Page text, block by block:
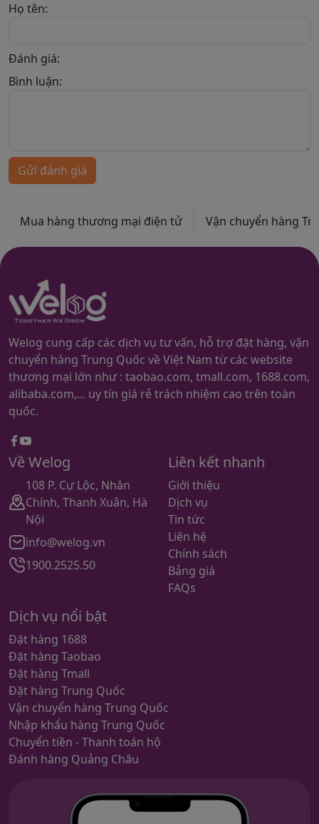
Họ tên:
Đánh giá:
Bình luận:
Gửi đánh giá
Mua hàng thương mại điện tử Vận chuyển hàng
Welog cung cấp các dịch vụ tư vấn, hỗ trợ đặt hàng, vận
chuyển hàng Trung Quốc về Việt Nam từ các website
thương mại lớn như : taobao.com, tmall.com, 1688.com,
alibaba.com,... uy tín giá rẻ trách nhiệm cao trên toàn
quốc.
Facebook
youtube
Về Welog
108 P. Cự Lộc, Nhân
Chính, Thanh Xuân, Hà
Nội
info@welog.vn
1900.2525.50
Liên kết nhanh
Giới thiệu
Dịch vụ
Tin tức
Liên hệ
Chính sách
Bảng giá
FAQs
Dịch vụ nổi bật
Đặt hàng 1688
Đặt hàng Taobao
Đặt hàng Tmall
Đặt hàng Trung Quốc
Vận chuyển hàng Trung Quốc
Nhập khẩu hàng Trung Quốc
Chuyển tiền - Thanh toán hộ
Đánh hàng Quảng Châu